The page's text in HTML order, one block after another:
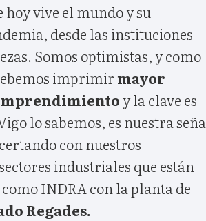
vive el mundo y su
desde las instituciones
Somos optimistas, y como
imprimirmayor
y la clave es
lo sabemos, es nuestra seña
con nuestros
industriales que están
INDRA con la planta de
Regades.